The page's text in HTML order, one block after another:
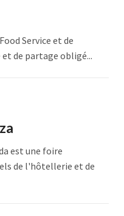
Service et de
de partage obligé...
est une foire
de l'hôtellerie et de